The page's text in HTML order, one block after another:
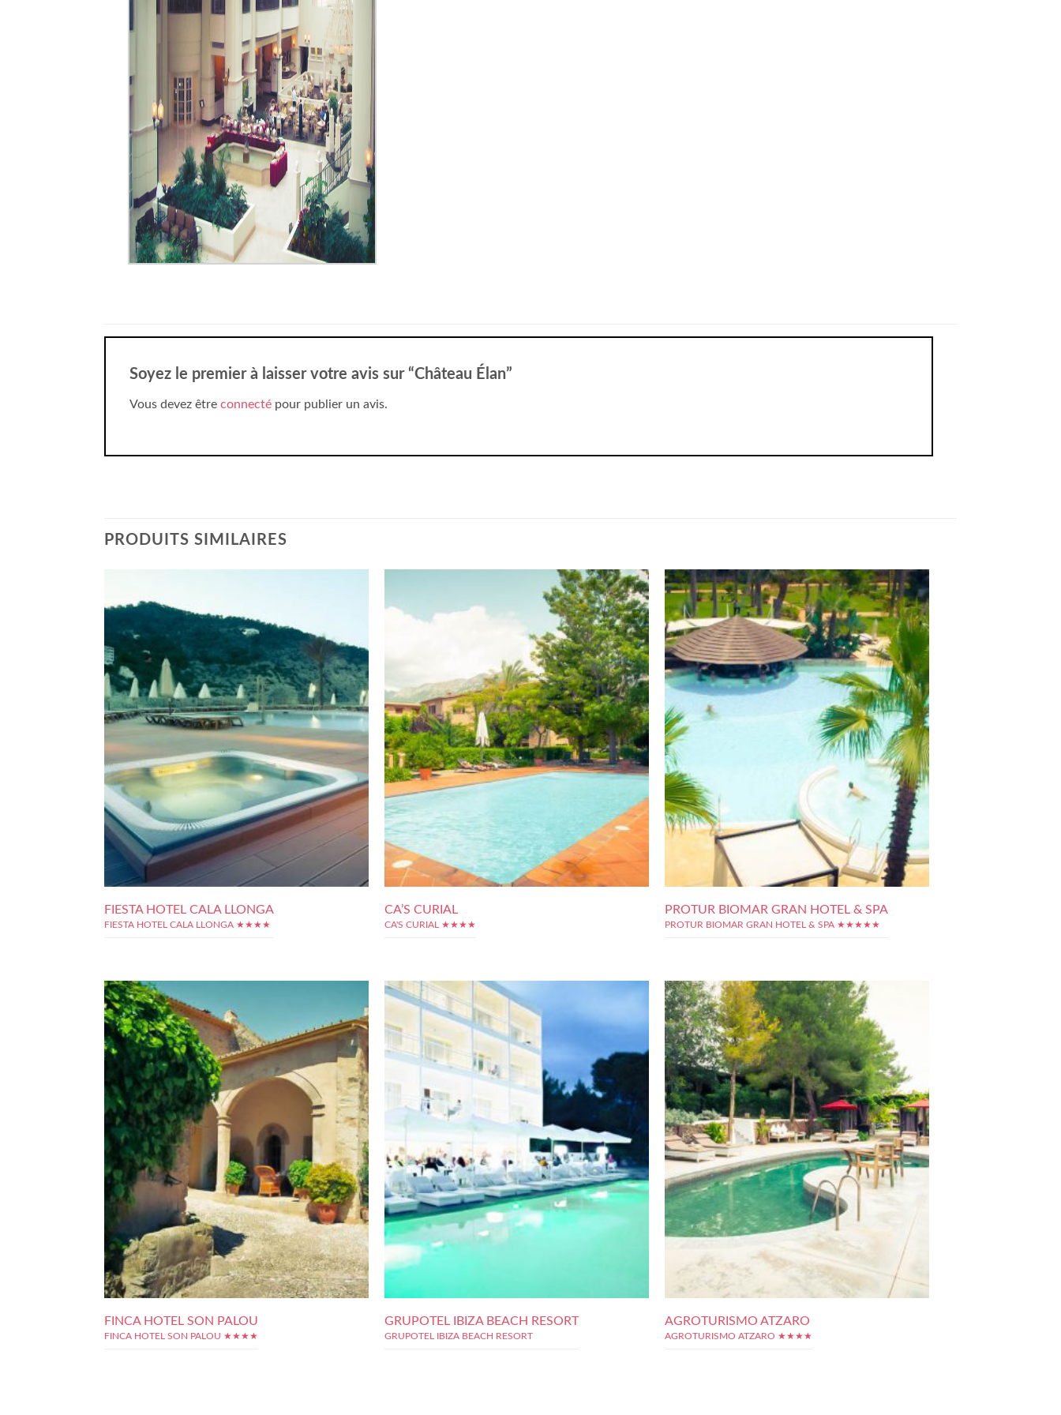
Soyez le premier à laisser votre avis sur “Château Élan”
Vous devez être connecté pour publier un avis.
PRODUITS SIMILAIRES
FIESTA HOTEL CALA LLONGA
FIESTA HOTEL CALA LLONGA ★★★★
CA’S CURIAL
CA'S CURIAL ★★★★
PROTUR BIOMAR GRAN HOTEL & SPA
PROTUR BIOMAR GRAN HOTEL & SPA ★★★★★
FINCA HOTEL SON PALOU
FINCA HOTEL SON PALOU ★★★★
GRUPOTEL IBIZA BEACH RESORT
GRUPOTEL IBIZA BEACH RESORT
AGROTURISMO ATZARO
AGROTURISMO ATZARO ★★★★